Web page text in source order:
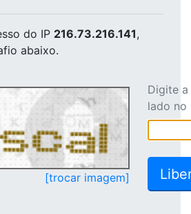
do IP 216.73.216.141,
abaixo.
[trocar imagem]
Digite
lado no